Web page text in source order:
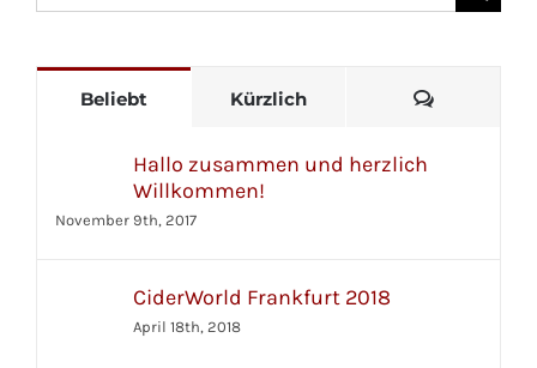
Beliebt Kürzlich
Hallo zusammen und herzlich
Willkommen!
November 9th, 2017
CiderWorld Frankfurt 2018
April 18th, 2018